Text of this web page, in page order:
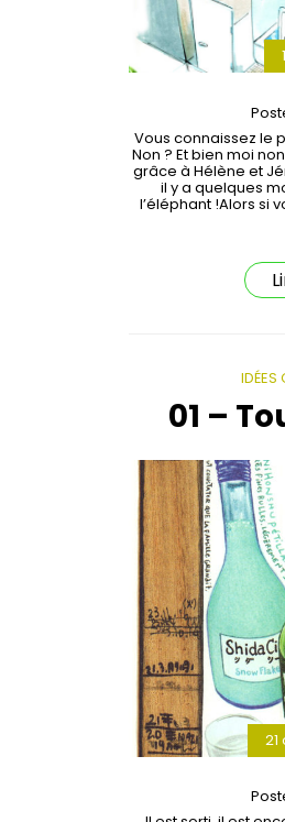
Vous connaissez le
Non ? Et bien moi
grâce à Hélène et
il y a quelques
l’éléphant !Alors si
IDÉES
01 –